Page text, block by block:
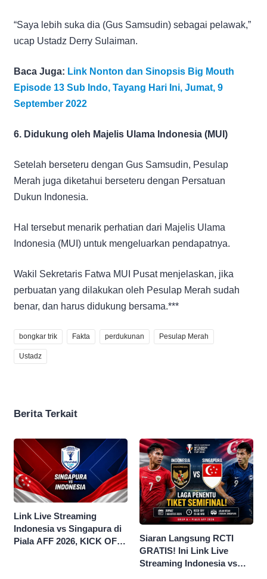
“Saya lebih suka dia (Gus Samsudin) sebagai pelawak,”
ucap Ustadz Derry Sulaiman.
Baca Juga: Link Nonton dan Sinopsis Big Mouth
Episode 13 Sub Indo, Tayang Hari Ini, Jumat, 9
September 2022
6. Didukung oleh Majelis Ulama Indonesia (MUI)
Setelah berseteru dengan Gus Samsudin, Pesulap
Merah juga diketahui berseteru dengan Persatuan
Dukun Indonesia.
Hal tersebut menarik perhatian dari Majelis Ulama
Indonesia (MUI) untuk mengeluarkan pendapatnya.
Wakil Sekretaris Fatwa MUI Pusat menjelaskan, jika
perbuatan yang dilakukan oleh Pesulap Merah sudah
benar, dan harus didukung bersama.***
bongkar trik Fakta perdukunan Pesulap Merah
Ustadz
Berita Terkait
Link Live Streaming
Indonesia vs Singapura di
Piala AFF 2026, KICK OFF
Siaran Langsung RCTI
GRATIS! Ini Link Live
Streaming Indonesia vs